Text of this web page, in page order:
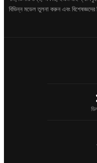
বিভিন্ন মডেল তুলনা করুন এবং বিশেষজ্ঞদের